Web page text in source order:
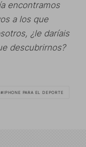
encontramos
a los que
¿le daríais
descubrirnos?
IPHONE PARA EL DEPORTE